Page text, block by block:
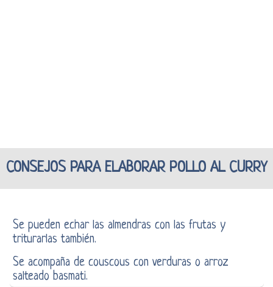
CONSEJOS PARA ELABORAR POLLO AL CURRY
Se pueden echar las almendras con las frutas y
triturarlas también.
Se acompaña de couscous con verduras o arroz
salteado basmati.